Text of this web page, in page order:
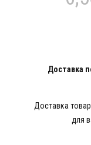
Доставка
Доставка
для